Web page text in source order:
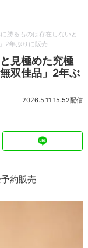
勝るものは存在しないと
2年ぶりに販売
見極めた究極
双佳品」2年ぶ
2026.5.11 15:52配信
約販売